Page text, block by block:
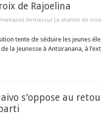
de Rajoelina
ferméssur Le chemin de
tente de séduire les jeunes
la Jeunesse à Antsiranana, à
s’oppose au